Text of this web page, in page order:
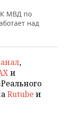
МВД по
над
,
и
Rutube и